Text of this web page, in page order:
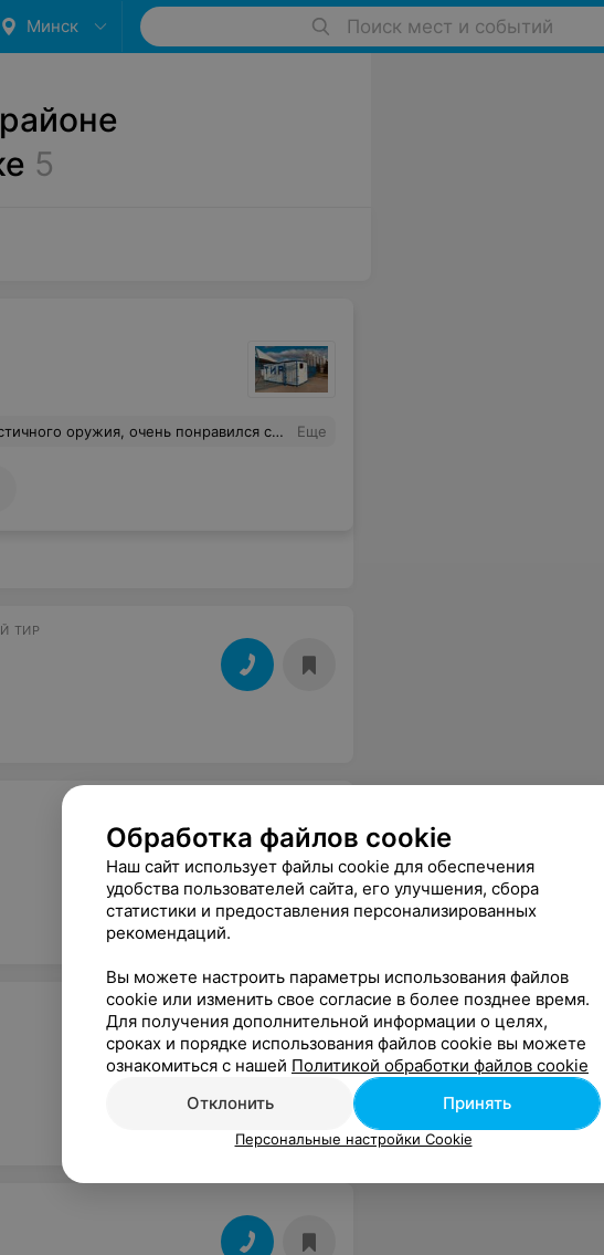
Минск Поиск мест и событий
5
сам принцип стрельбы по экрану. А арболет вообще огонь) Еще
ТИР
Обработка файлов cookie
Наш сайт использует файлы cookie для обеспечения
удобства пользователей сайта, его улучшения, сбора
статистики и предоставления персонализированных
рекомендаций.
Вы можете настроить параметры использования файлов
cookie или изменить свое согласие в более позднее время.
Для получения дополнительной информации о целях,
сроках и порядке использования файлов cookie вы можете
ознакомиться с нашей Политикой обработки файлов cookie
Отклонить
Принять
Персональные настройки Cookie